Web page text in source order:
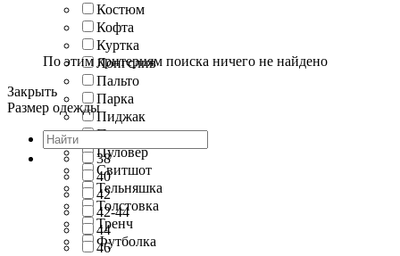
Костюм
Кофта
Куртка
Лонгслив
Пальто
Парка
Пиджак
Пончо
Пуловер
Свитшот
Тельняшка
Толстовка
Тренч
Футболка
По этим критериям поиска ничего не найдено
Закрыть
Размер одежды
38
40
42
42-44
44
46